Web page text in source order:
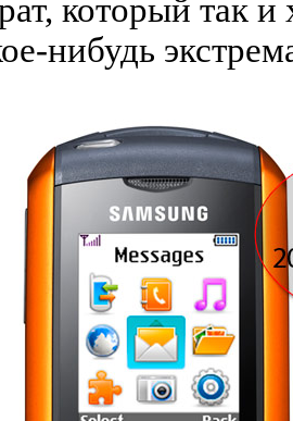
который так и
нибудь